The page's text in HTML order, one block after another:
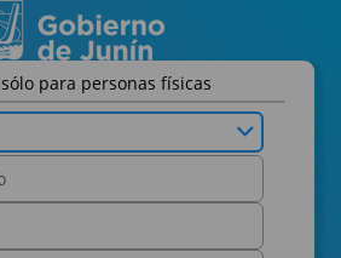
para personas físicas